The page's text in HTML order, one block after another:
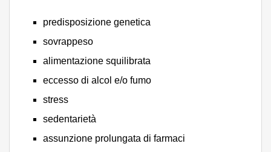
predisposizione genetica
sovrappeso
alimentazione squilibrata
eccesso di alcol e/o fumo
stress
sedentarietà
assunzione prolungata di farmaci